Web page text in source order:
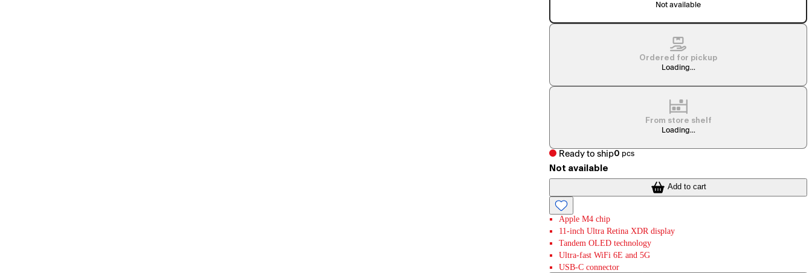
Not available
Ordered for pickup
Loading...
From store shelf
Loading...
Ready to ship0 pcs
Not available
Add to cart
Apple M4 chip
11-inch Ultra Retina XDR display
Tandem OLED technology
Ultra-fast WiFi 6E and 5G
USB-C connector